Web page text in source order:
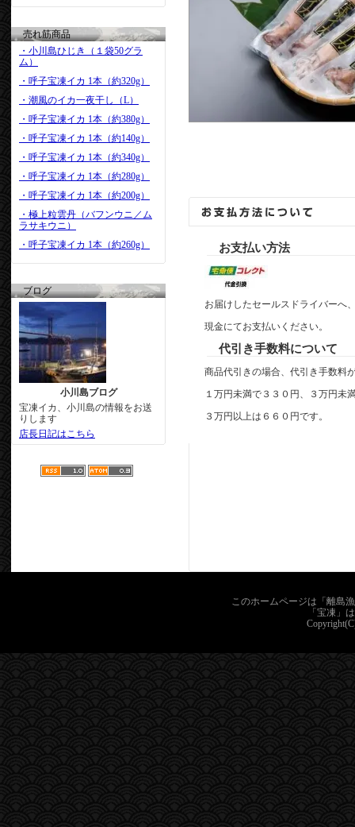
売れ筋商品
・小川島ひじき（１袋50グラ
ム）
・呼子宝凍イカ 1本（約320g）
・潮風のイカ一夜干し（L）
・呼子宝凍イカ 1本（約380g）
・呼子宝凍イカ 1本（約140g）
・呼子宝凍イカ 1本（約340g）
・呼子宝凍イカ 1本（約280g）
・呼子宝凍イカ 1本（約200g）
・極上粒雲丹（バフンウニ／ム
ラサキウニ）
・呼子宝凍イカ 1本（約260g）
ブログ
小川島ブログ
宝凍イカ、小川島の情報をお送
りします
店長日記はこちら
お支払い方法
お届けしたセールスドライバーへ
現金にてお支払いください。
代引き手数料について
商品代引きの場合、代引き手数料
１万円未満で３３０円、３万円未
３万円以上は６６０円です。
このホームページは「離島
「宝凍」